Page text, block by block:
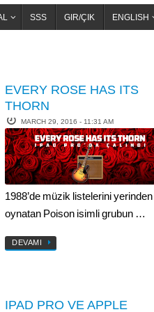
SSS GIR/ÇIK ENGLISH
EVERY ROSE HAS ITS
THORN
MARCH 29, 2016 - 11:31 AM
1988’de müzik listelerini yerinden
oynatan Poison isimli grubun …
DEVAMI
IPAD PRO VE APPLE